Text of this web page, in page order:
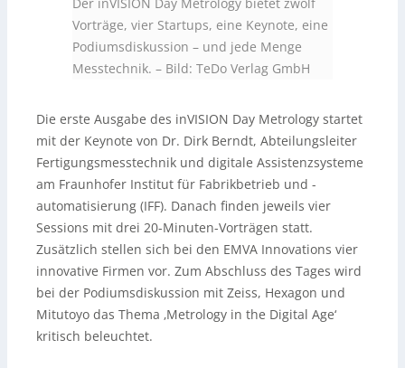
Der inVISION Day Metrology bietet zwölf
Vorträge, vier Startups, eine Keynote, eine
Podiumsdiskussion – und jede Menge
Messtechnik. – Bild: TeDo Verlag GmbH
Die erste Ausgabe des inVISION Day Metrology startet
mit der Keynote von Dr. Dirk Berndt, Abteilungsleiter
Fertigungsmesstechnik und digitale Assistenzsysteme
am Fraunhofer Institut für Fabrikbetrieb und -
automatisierung (IFF). Danach finden jeweils vier
Sessions mit drei 20-Minuten-Vorträgen statt.
Zusätzlich stellen sich bei den EMVA Innovations vier
innovative Firmen vor. Zum Abschluss des Tages wird
bei der Podiumsdiskussion mit Zeiss, Hexagon und
Mitutoyo das Thema ‚Metrology in the Digital Age‘
kritisch beleuchtet.